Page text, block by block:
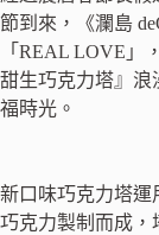
節到來，《瀾島
「REAL LOVE」
甜生巧克力塔』浪
福時光。
新口味巧克力塔運
巧克力製制而成，